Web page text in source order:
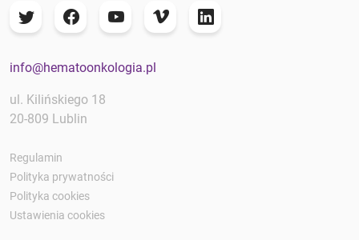
info@hematoonkologia.pl
ul. Kilińskiego 18
20-809 Lublin
Regulamin
Polityka prywatności
Polityka cookies
Ustawienia cookies